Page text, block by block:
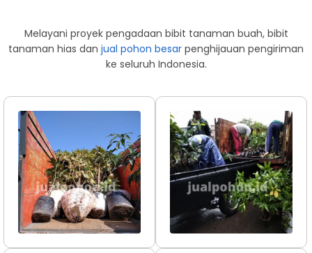
Melayani proyek pengadaan bibit tanaman buah, bibit
tanaman hias dan jual pohon besar penghijauan pengiriman
ke seluruh Indonesia.